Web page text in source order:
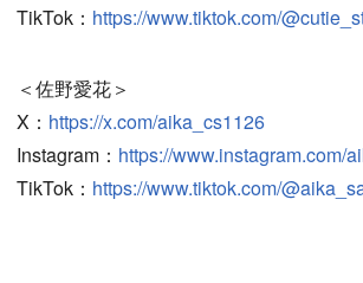
TikTok： https://www.tiktok.com/
＜佐野愛花＞
X： https://x.com/aika_cs1126
Instagram： https://www.instagram.com/
TikTok： https://www.tiktok.com/